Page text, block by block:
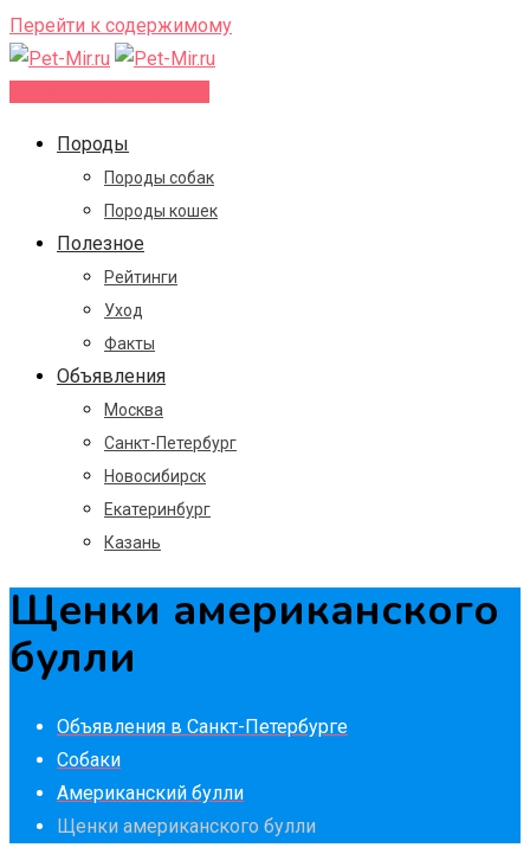
Перейти к содержимому
Породы
Породы собак
Породы кошек
Полезное
Рейтинги
Уход
Факты
Объявления
Москва
Санкт-Петербург
Новосибирск
Екатеринбург
Казань
Щенки американского
булли
Объявления в Санкт-Петербурге
Собаки
Американский булли
Щенки американского булли